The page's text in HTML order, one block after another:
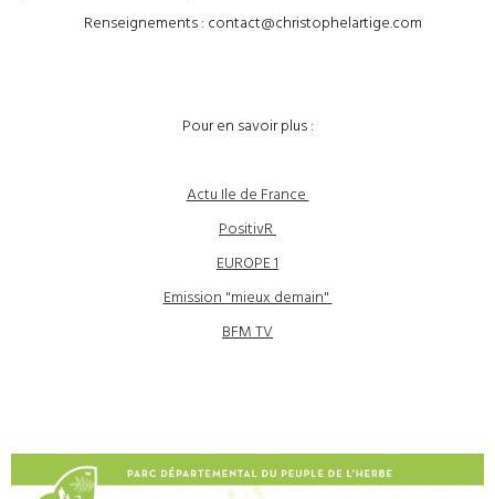
Renseignements : contact@christophelartige.com
Pour en savoir plus :
Actu Ile de France
PositivR
EUROPE 1
Emission "mieux demain"
BFM TV